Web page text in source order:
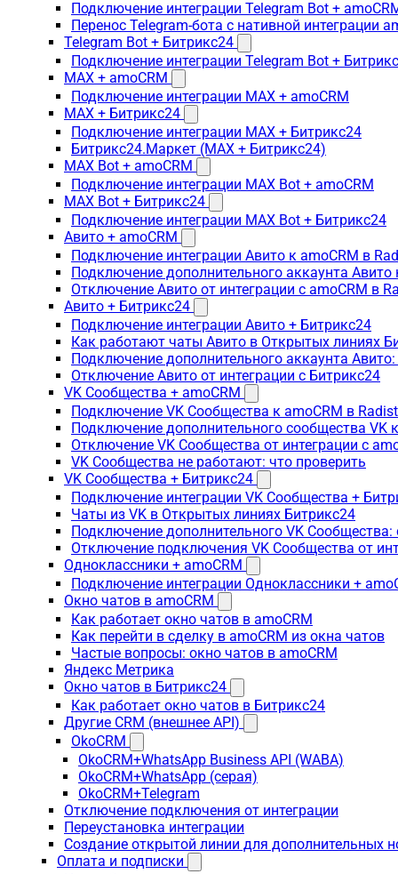
Подключение интеграции Telegram Bot +
Перенос Telegram-бота с нативной интеграции
Telegram Bot + Битрикс24
Подключение интеграции Telegram Bot +
MAX + amoCRM
Подключение интеграции MAX + amoCRM
MAX + Битрикс24
Подключение интеграции MAX + Битрикс24
Битрикс24.Маркет (MAX + Битрикс24)
MAX Bot + amoCRM
Подключение интеграции MAX Bot + amoCRM
MAX Bot + Битрикс24
Подключение интеграции MAX Bot + Битрикс24
Авито + amoCRM
Подключение интеграции Авито к amoCRM в
Подключение дополнительного аккаунта Авито
Отключение Авито от интеграции с amoCRM в
Авито + Битрикс24
Подключение интеграции Авито + Битрикс24
Как работают чаты Авито в Открытых линиях
Подключение дополнительного аккаунта
Отключение Авито от интеграции с Битрикс24
VK Сообщества + amoCRM
Подключение VK Сообщества к amoCRM в
Подключение дополнительного сообщества VK
Отключение VK Сообщества от интеграции с
VK Сообщества не работают: что проверить
VK Сообщества + Битрикс24
Подключение интеграции VK Сообщества +
Чаты из VK в Открытых линиях Битрикс24
Подключение дополнительного VK
Отключение подключения VK Сообщества от
Одноклассники + amoCRM
Подключение интеграции Одноклассники +
Окно чатов в amoCRM
Как работает окно чатов в amoCRM
Как перейти в сделку в amoCRM из окна чатов
Частые вопросы: окно чатов в amoCRM
Яндекс Метрика
Окно чатов в Битрикс24
Как работает окно чатов в Битрикс24
Другие CRM (внешнее API)
OkoCRM
OkoCRM+WhatsApp Business API (WABA)
OkoCRM+WhatsApp (серая)
OkoCRM+Telegram
Отключение подключения от интеграции
Переустановка интеграции
Создание открытой линии для дополнительных
Оплата и подписки